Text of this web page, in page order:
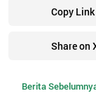
Copy Link
Share on
Berita